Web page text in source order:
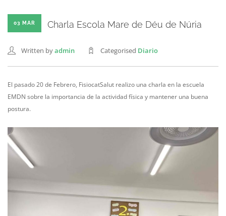
03 MAR Charla Escola Mare de Déu de Núria
Written byadmin Categorised Diario
El pasado 20 de Febrero, FisiocatSalut realizo una charla en la escuela
EMDN sobre la importancia de la actividad física y mantener una buena
postura.